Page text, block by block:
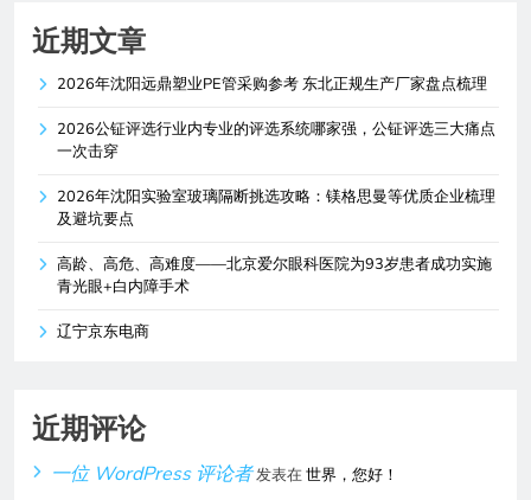
近期文章
2026年沈阳远鼎塑业PE管采购参考 东北正规生产厂家盘点梳理
2026公钲评选行业内专业的评选系统哪家强，公钲评选三大痛点
一次击穿
2026年沈阳实验室玻璃隔断挑选攻略：镁格思曼等优质企业梳理
及避坑要点
高龄、高危、高难度——北京爱尔眼科医院为93岁患者成功实施
青光眼+白内障手术
辽宁京东电商
近期评论
一位 WordPress 评论者发表在世界，您好！